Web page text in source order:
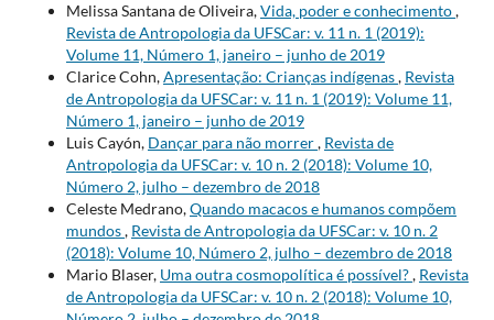
Melissa Santana de Oliveira,Vida, poder e conhecimento,
Revista de Antropologia da UFSCar: v. 11 n. 1 (2019):
Volume 11, Número 1, janeiro – junho de 2019
Clarice Cohn,Apresentação: Crianças indígenas, Revista
de Antropologia da UFSCar: v. 11 n. 1 (2019): Volume 11,
Número 1, janeiro – junho de 2019
Luis Cayón, Dançar para não morrer, Revista de
Antropologia da UFSCar: v. 10 n. 2 (2018): Volume 10,
Número 2, julho – dezembro de 2018
Celeste Medrano,Quando macacos e humanos compõem
mundos, Revista de Antropologia da UFSCar: v. 10 n. 2
(2018): Volume 10, Número 2, julho – dezembro de 2018
Mario Blaser, Uma outra cosmopolítica é possível?, Revista
de Antropologia da UFSCar: v. 10 n. 2 (2018): Volume 10,